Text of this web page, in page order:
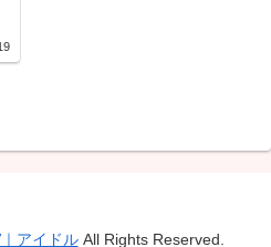
アイドルAll Rights Reserved.